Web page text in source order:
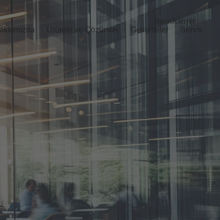
Ürünler ve Çözümler Gelişmeler Servis
BasınKariyer